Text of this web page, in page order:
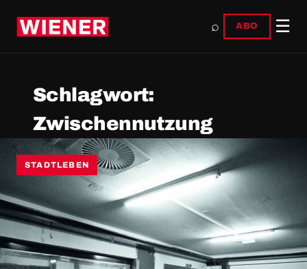
⌕ ABO ☰
Schlagwort:
Zwischennutzung
STADTLEBEN